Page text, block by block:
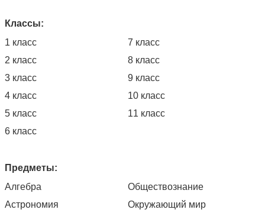
Классы:
1 класс
2 класс
3 класс
4 класс
5 класс
6 класс
7 класс
8 класс
9 класс
10 класс
11 класс
Предметы:
Алгебра
Астрономия
Обществознание
Окружающий мир